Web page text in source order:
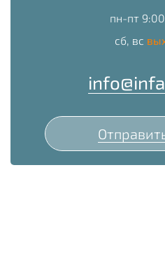
пн-пт
сб, вс